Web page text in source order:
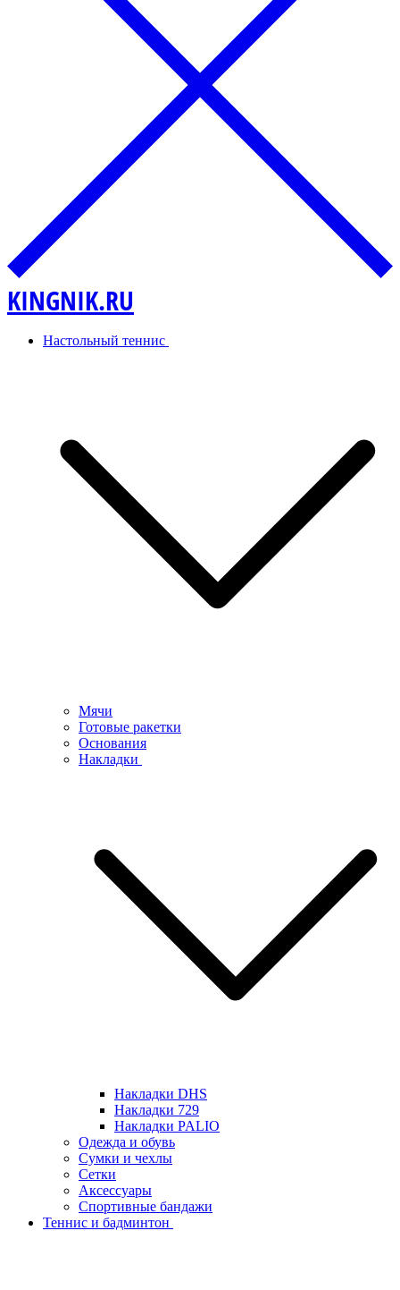
KINGNIK.RU
Настольный теннис
Мячи
Готовые ракетки
Основания
Накладки
Накладки DHS
Накладки 729
Накладки PALIO
Одежда и обувь
Сумки и чехлы
Сетки
Аксессуары
Спортивные бандажи
Теннис и бадминтон